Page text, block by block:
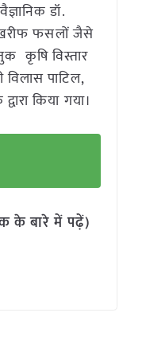
डॉ.
खरीफ फसलों जैसे
कृषि विस्तार
पाटिल,
किया गया।
के बारे में पढ़ें)